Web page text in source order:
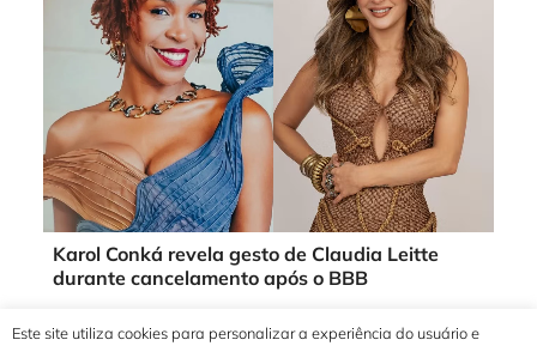
Karol Conká revela gesto de Claudia Leitte
durante cancelamento após o BBB
Este site utiliza cookies para personalizar a experiência do usuário e